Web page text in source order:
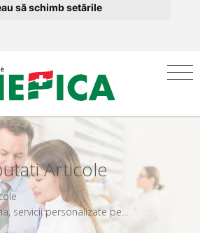
să schimb setările
Articole
servicii personalizate pe...